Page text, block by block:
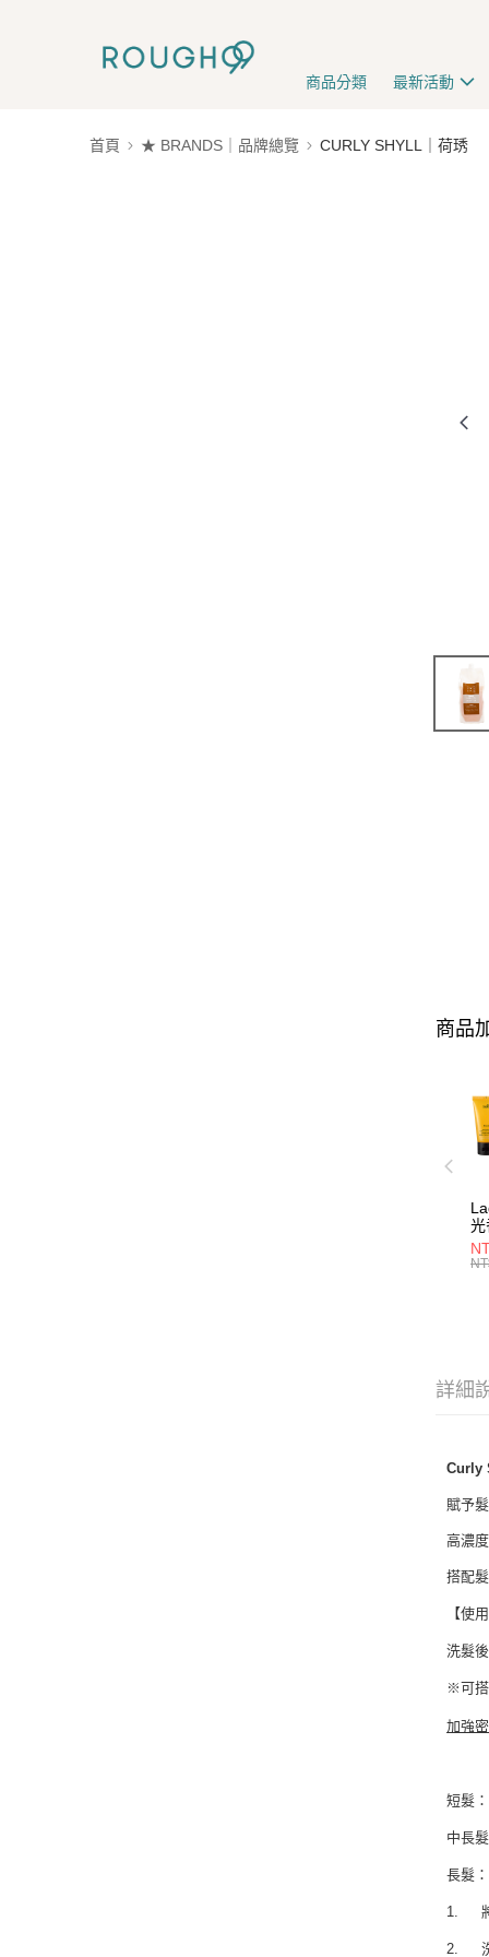
商品分類 最新活動
首頁 ★ BRANDS｜品牌總覽 CURLY SHYLL｜荷琇
商品
光
詳細
Curly
賦予
高濃
搭配
【使
洗髮
※可搭
加強
短髮
中長
長髮
1.
2.